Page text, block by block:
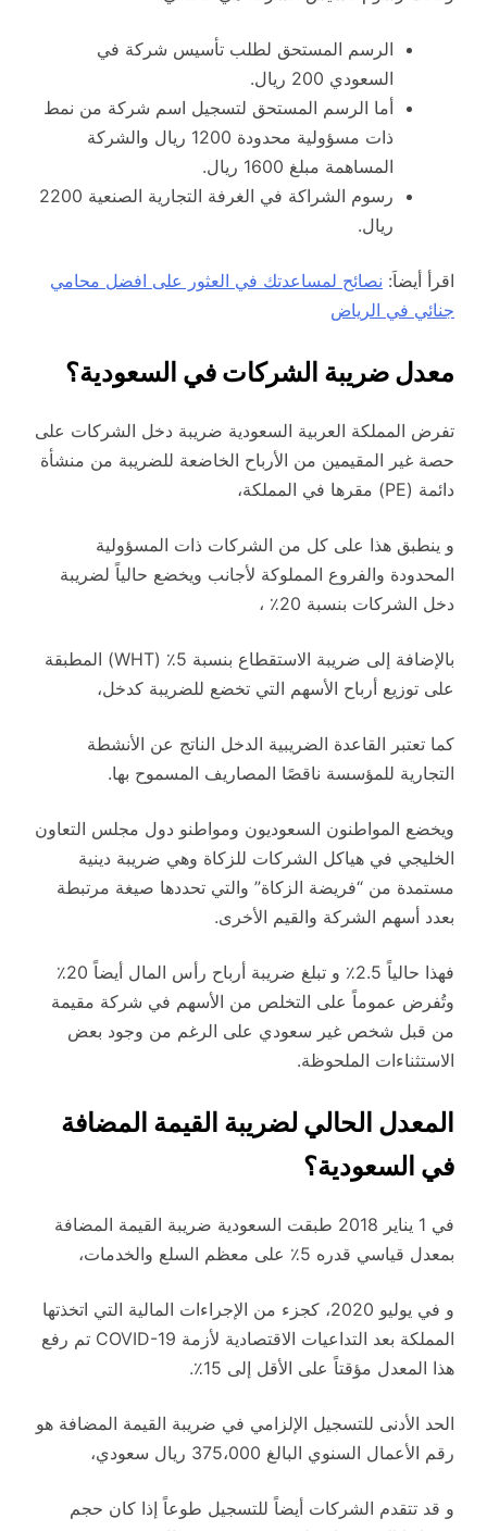
الرسم المستحق لطلب تأسيس شركة في
السعودي 200 ريال.
أما الرسم المستحق لتسجيل اسم شركة من نمط
ذات مسؤولية محدودة 1200 ريال والشركة
المساهمة مبلغ 1600 ريال.
رسوم الشراكة في الغرفة التجارية الصنعية 2200
ريال.
اقرأ أيضاَ: نصائح لمساعدتك في العثور على افضل محامي
جنائي في الرياض
معدل ضريبة الشركات في السعودية؟
تفرض المملكة العربية السعودية ضريبة دخل الشركات على
حصة غير المقيمين من الأرباح الخاضعة للضريبة من منشأة
دائمة (PE) مقرها في المملكة،
و ينطبق هذا على كل من الشركات ذات المسؤولية
المحدودة والفروع المملوكة لأجانب ويخضع حالياً لضريبة
دخل الشركات بنسبة 20٪ ،
بالإضافة إلى ضريبة الاستقطاع بنسبة 5٪ (WHT) المطبقة
على توزيع أرباح الأسهم التي تخضع للضريبة كدخل،
كما تعتبر القاعدة الضريبية الدخل الناتج عن الأنشطة
التجارية للمؤسسة ناقصًا المصاريف المسموح بها.
ويخضع المواطنون السعوديون ومواطنو دول مجلس التعاون
الخليجي في هياكل الشركات للزكاة وهي ضريبة دينية
مستمدة من “فريضة الزكاة” والتي تحددها صيغة مرتبطة
بعدد أسهم الشركة والقيم الأخرى.
فهذا حالياً 2.5٪ و تبلغ ضريبة أرباح رأس المال أيضاً 20٪
وتُفرض عموماً على التخلص من الأسهم في شركة مقيمة
من قبل شخص غير سعودي على الرغم من وجود بعض
الاستثناءات الملحوظة.
المعدل الحالي لضريبة القيمة المضافة
في السعودية؟
في 1 يناير 2018 طبقت السعودية ضريبة القيمة المضافة
بمعدل قياسي قدره 5٪ على معظم السلع والخدمات،
و في يوليو 2020، كجزء من الإجراءات المالية التي اتخذتها
المملكة بعد التداعيات الاقتصادية لأزمة COVID-19 تم رفع
هذا المعدل مؤقتاً على الأقل إلى 15٪.
الحد الأدنى للتسجيل الإلزامي في ضريبة القيمة المضافة هو
رقم الأعمال السنوي البالغ 375،000 ريال سعودي،
و قد تتقدم الشركات أيضاً للتسجيل طوعاً إذا كان حجم